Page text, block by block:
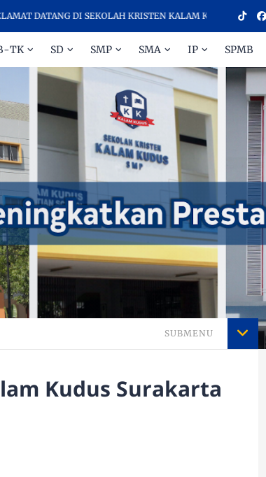
SEKOLAH KRISTEN KALAM KUDUS SURAKARTA,
TK SD SMP SMA IP SPMB
SUBMENU
Kudus Surakarta